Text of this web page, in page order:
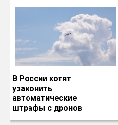
В России хотят
узаконить
автоматические
штрафы с дронов